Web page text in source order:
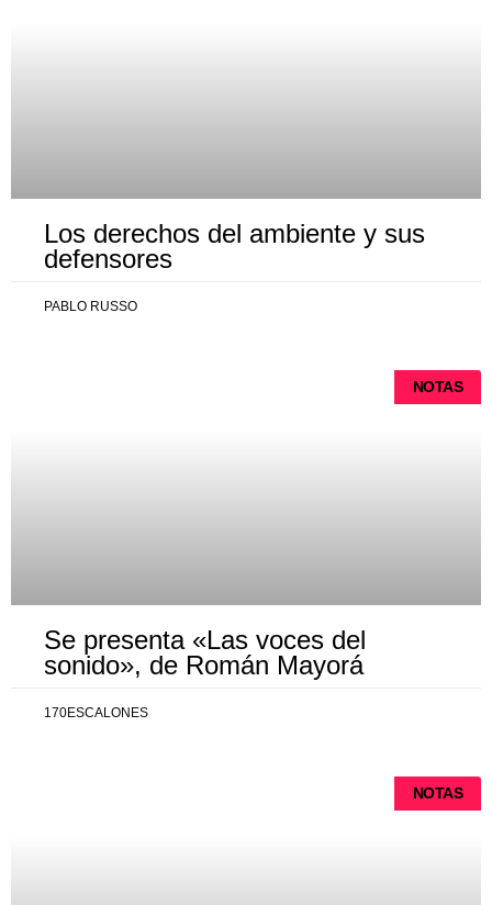
Los derechos del ambiente y sus
defensores
PABLO RUSSO
NOTAS
Se presenta «Las voces del
sonido», de Román Mayorá
170ESCALONES
NOTAS